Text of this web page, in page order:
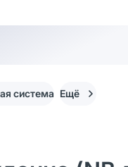
система Ещё